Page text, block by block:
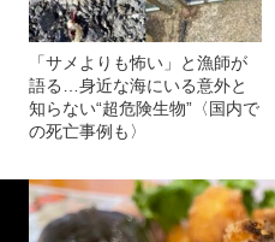
「サメよりも怖い」と漁師が
語る…身近な海にいる意外と
知らない“超危険生物”〈国内で
の死亡事例も〉